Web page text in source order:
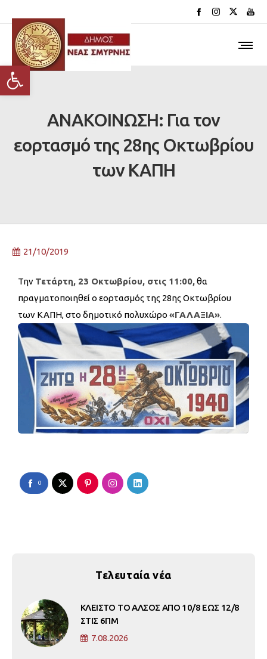
Ανοίξτε τη γραμμή εργαλείων
ΑΝΑΚΟΙΝΩΣΗ: Για τον
εορτασμό της 28ης Οκτωβρίου
των ΚΑΠΗ
21/10/2019
Την Τετάρτη, 23 Οκτωβρίου, στις 11:00,θα
πραγματοποιηθεί ο εορτασμός της 28ης Οκτωβρίου
των ΚΑΠΗ, στο δημοτικό πολυχώρο «ΓΑΛΑΞΙΑ».
0
Τελευταία νέα
ΚΛΕΙΣΤΟ ΤΟ ΑΛΣΟΣ ΑΠΟ 10/8 ΕΩΣ 12/8
ΣΤΙΣ 6ΠΜ
7.08.2026